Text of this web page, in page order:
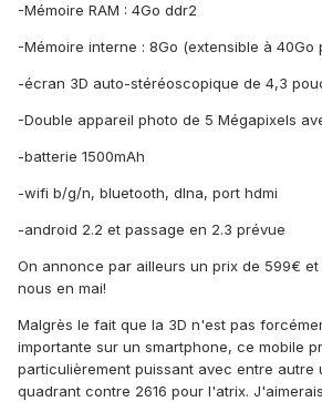
-Mémoire RAM : 4Go ddr2
-Mémoire interne : 8Go (extensible à 40Go
-écran 3D auto-stéréoscopique de 4,3
-Double appareil photo de 5 Mégapixels
-batterie 1500mAh
-wifi b/g/n, bluetooth, dlna, port hdmi
-android 2.2 et passage en 2.3 prévue
On annonce par ailleurs un prix de 599€
nous en mai!
Malgrès le fait que la 3D n'est pas
importante sur un smartphone, ce mobile
particulièrement puissant avec entre autre
quadrant contre 2616 pour l'atrix.